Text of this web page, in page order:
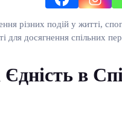
різних подій у житті,
для досягнення спільних
в